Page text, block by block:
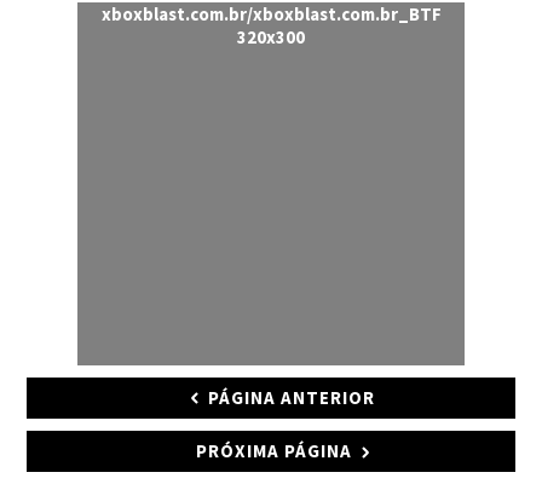
xboxblast.com.br/xboxblast.com.br_BTF
320x300
PÁGINA ANTERIOR
PRÓXIMA PÁGINA